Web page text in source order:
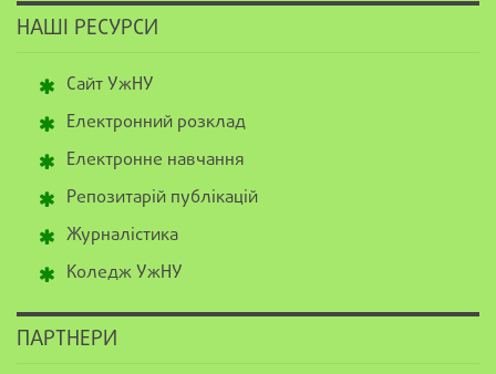
НАШІ РЕСУРСИ
Сайт УжНУ
Електронний розклад
Електронне навчання
Репозитарій публікацій
Журналістика
Коледж УжНУ
ПАРТНЕРИ